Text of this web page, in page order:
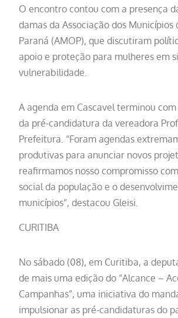
O encontro contou com a presença
damas da Associação dos Municípios
Paraná (AMOP), que discutiram
apoio e proteção para mulheres em
vulnerabilidade.
A agenda em Cascavel terminou
da pré-candidatura da vereadora
Prefeitura. “Foram agendas
produtivas para anunciar novos
reafirmamos nosso compromisso
social da população e o
municípios”, destacou Gleisi.
CURITIBA
No sábado (08), em Curitiba, a
de mais uma edição do “Alcance –
Campanhas”, uma iniciativa do
impulsionar as pré-candidaturas do